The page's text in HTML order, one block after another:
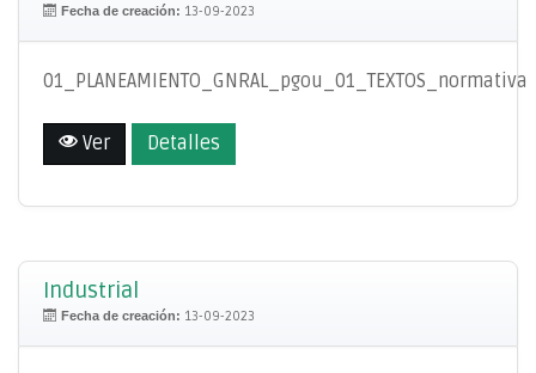
Fecha de creación: 13-09-2023
01_PLANEAMIENTO_GNRAL_pgou_01_TEXTOS_normativa
Ver Detalles
Industrial
Fecha de creación: 13-09-2023